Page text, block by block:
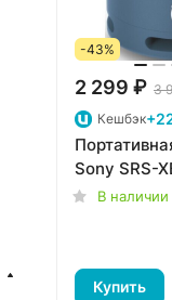
-43%
2 299 ₽ 3
Кешбэк
Sony SRS-
В наличии
Купить